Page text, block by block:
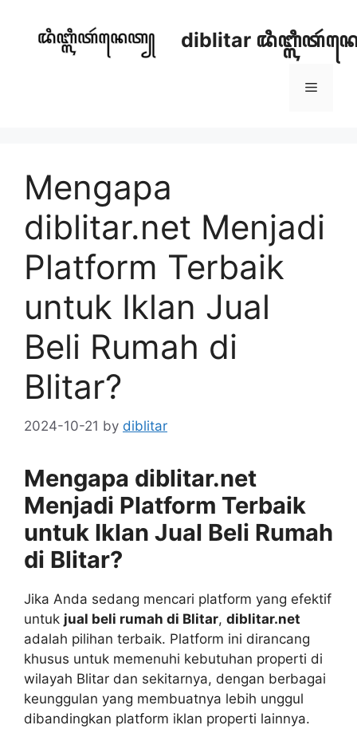
content
diblitar
Menu
Mengapa
diblitar.net Menjadi
Platform Terbaik
untuk Iklan Jual
Beli Rumah di
Blitar?
2024-10-21 by diblitar
Mengapa diblitar.net
Menjadi Platform Terbaik
untuk Iklan Jual Beli Rumah
di Blitar?
Jika Anda sedang mencari platform yang efektif
untuk jual beli rumah di Blitar, diblitar.net
adalah pilihan terbaik. Platform ini dirancang
khusus untuk memenuhi kebutuhan properti di
wilayah Blitar dan sekitarnya, dengan berbagai
keunggulan yang membuatnya lebih unggul
dibandingkan platform iklan properti lainnya.